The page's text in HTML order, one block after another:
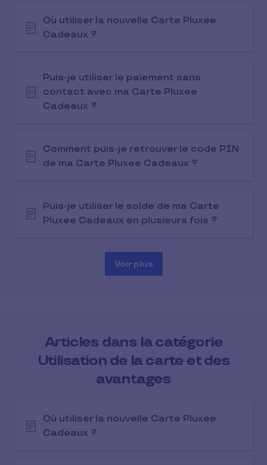
Où utiliser la nouvelle Carte Pluxee
Cadeaux ?
Puis-je utiliser le paiement sans
contact avec ma Carte Pluxee
Cadeaux ?
Comment puis-je retrouver le code PIN
de ma Carte Pluxee Cadeaux ?
Puis-je utiliser le solde de ma Carte
Pluxee Cadeaux en plusieurs fois ?
Voir plus
Articles dans la catégorie
Utilisation de la carte et des
avantages
Où utiliser la nouvelle Carte Pluxee
Cadeaux ?